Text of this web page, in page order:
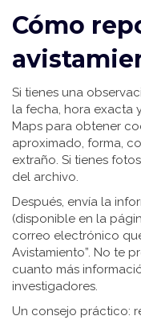
Cómo
Si tienes una
la fecha, hora exacta
Maps para obtener
aproximado, forma,
extraño. Si tienes
del archivo.
Después, envía la
(disponible en la
correo electrónico
Avistamiento”. No te
cuanto más
investigadores.
Un consejo práctico: